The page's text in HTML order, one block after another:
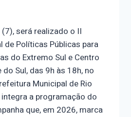
será realizado o II
de Políticas Públicas para
do Extremo Sul e Centro
do Sul, das 9h às 18h, no
Municipal de Rio
a programação do
que, em 2026, marca